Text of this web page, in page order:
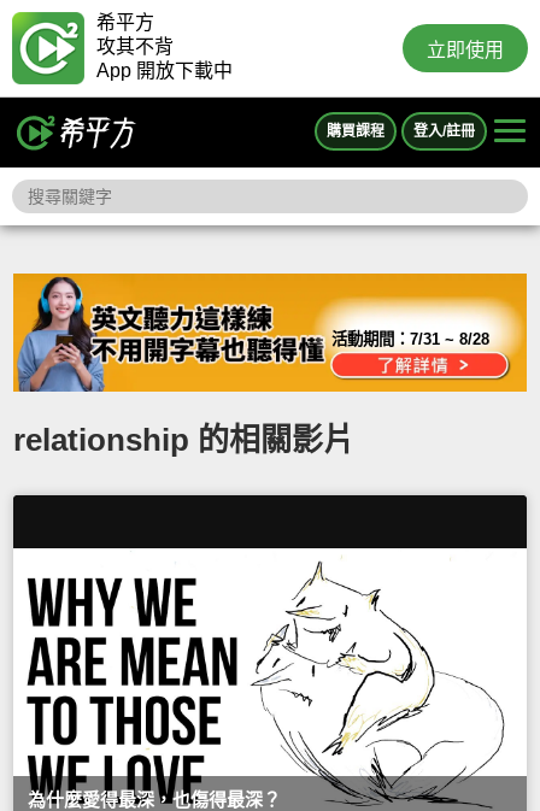
希平方
攻其不背
App 開放下載中
立即使用
購買課程 登入/註冊
活動期間：7/31 ~ 8/28
relationship 的相關影片
為什麼愛得最深，也傷得最深？